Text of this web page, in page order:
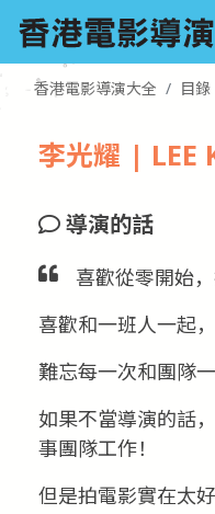
香港電影導演大全 目錄
李光耀 |
導演的話
喜歡從零開始
喜歡和一班人一起
難忘每一次和團隊
如果不當導演的話
事團隊工作！
但是拍電影實在太